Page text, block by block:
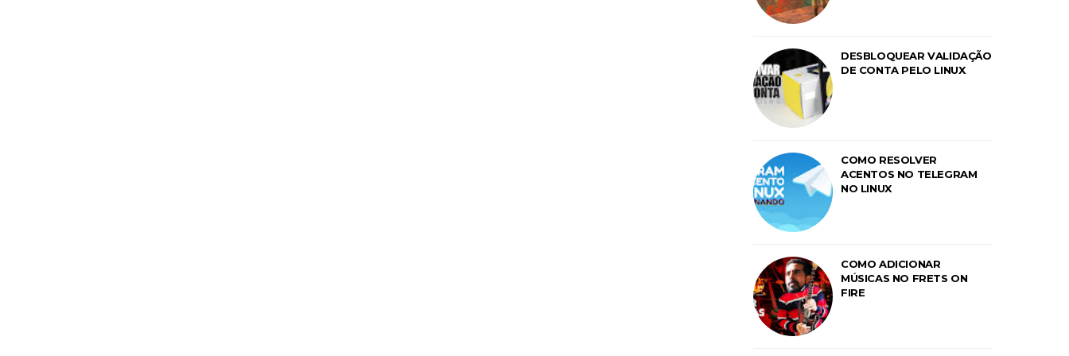
DESBLOQUEAR VALIDAÇÃO
DE CONTA PELO LINUX
COMO RESOLVER
ACENTOS NO TELEGRAM
NO LINUX
COMO ADICIONAR
MÚSICAS NO FRETS ON
FIRE